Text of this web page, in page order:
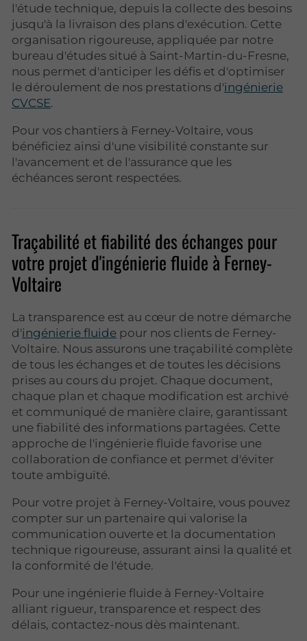
l'étude technique, depuis la collecte des besoins
jusqu'à la livraison des plans d'exécution. Cette
organisation rigoureuse, appliquée par notre
bureau d'études situé à Saint-Martin-du-Fresne,
nous permet d'anticiper les défis et d'optimiser
le déroulement de nos prestations d'ingénierie
CVCSE.
Pour vos chantiers à Ferney-Voltaire, vous
bénéficiez ainsi d'une visibilité constante sur
l'avancement et de l'assurance que les
échéances seront respectées.
Traçabilité et fiabilité des échanges pour
votre projet d'ingénierie fluide à Ferney-
Voltaire
La transparence est au cœur de notre démarche
d'ingénierie fluide pour nos clients de Ferney-
Voltaire. Nous assurons une traçabilité complète
de tous les échanges et de toutes les décisions
prises au cours du projet. Chaque document,
chaque plan et chaque modification est archivé
et communiqué de manière claire, garantissant
une fiabilité des informations partagées. Cette
approche de l'ingénierie fluide favorise une
collaboration de confiance et permet d'éviter
toute ambiguïté.
Pour votre projet à Ferney-Voltaire, vous pouvez
compter sur un partenaire qui valorise la
communication ouverte et la documentation
technique rigoureuse, assurant ainsi la qualité et
la conformité de l'étude.
Pour une ingénierie fluide à Ferney-Voltaire
alliant rigueur, transparence et respect des
délais, contactez-nous dès maintenant.